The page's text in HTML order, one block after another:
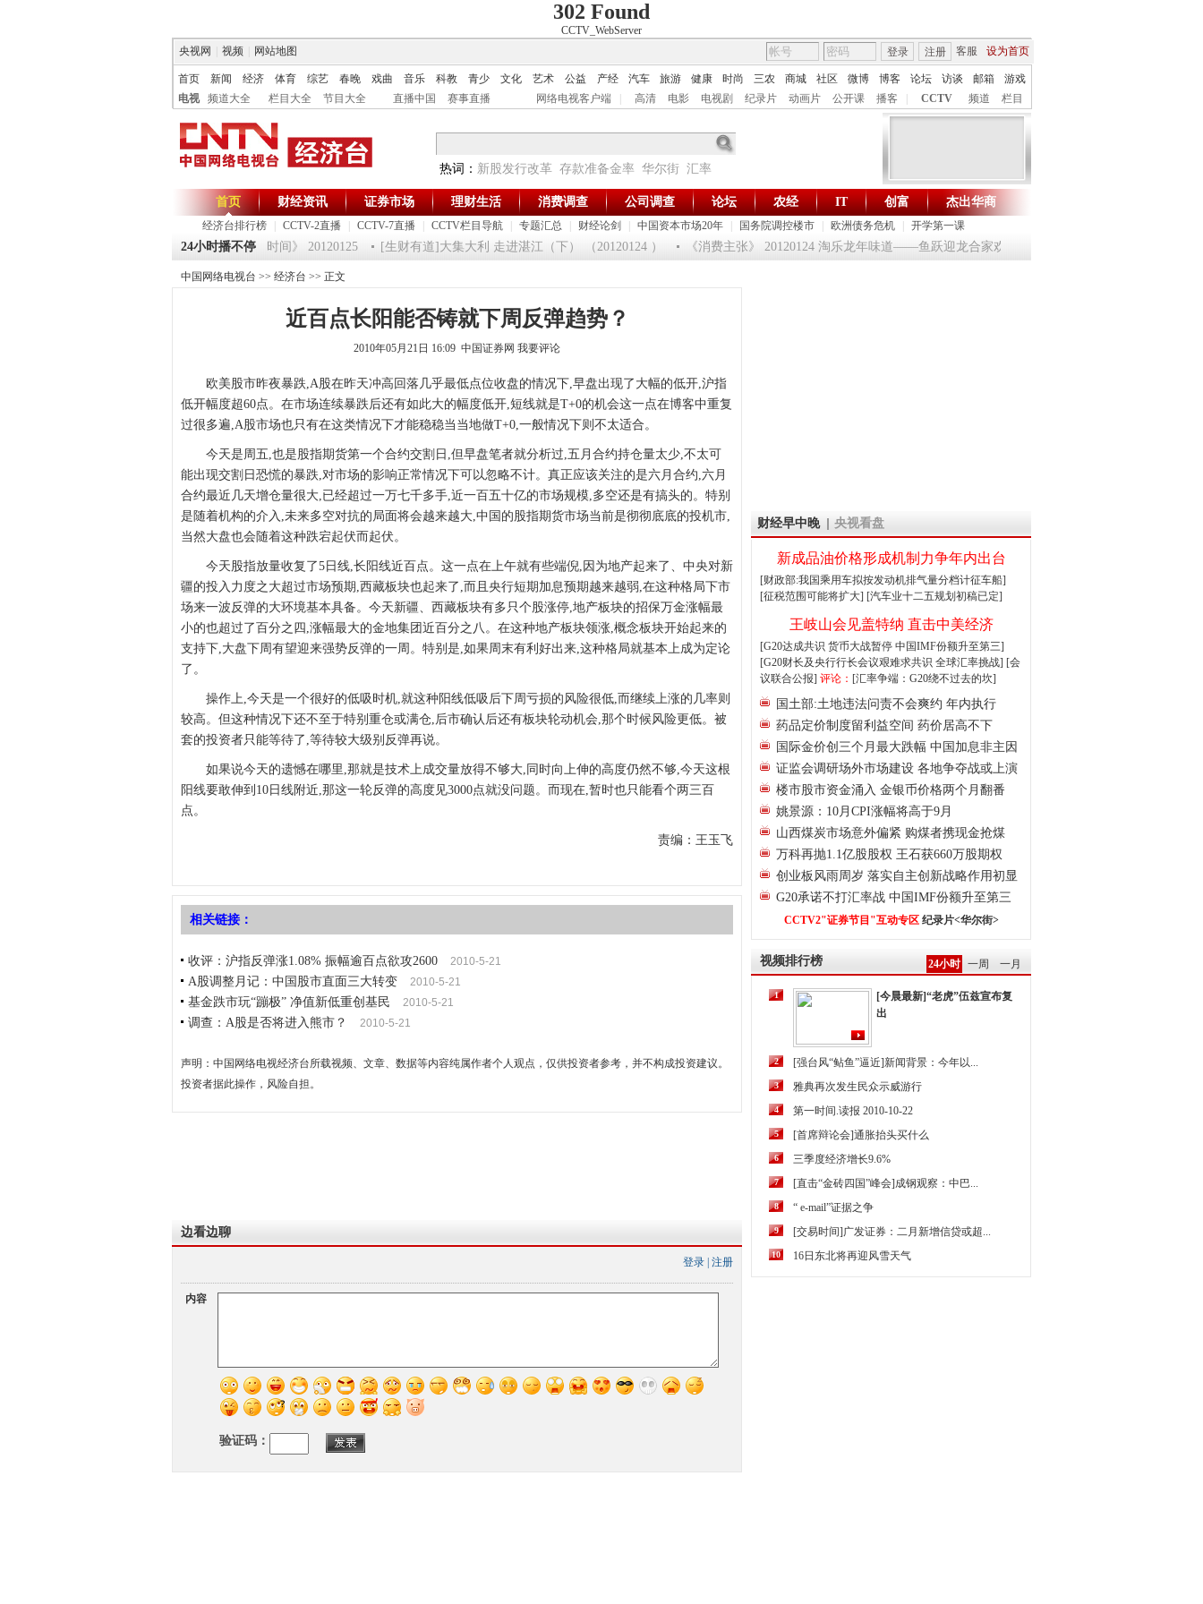
302 Found
CCTV_WebServer
央视网
视频 网站地图 客服 设为首页
登录 注册
首页 新闻 经济 体育 综艺 春晚 戏曲 音乐 科教 青少 文化 艺术 公益 产经 汽车 旅游 健康 时尚 三农 商城 社区 微博 博客 论坛 访谈 邮箱
游戏
电视
频道大全 栏目大全 节目大全 直播中国 赛事直播 网络电视客户端 高清 电影 电视剧 纪录片 动画片 公开课 播客 CCTV 频道 栏目
热词： 新股发行改革 存款准备金率 华尔街 汇率
财智生活 一键通达
首页
经济台排行榜 CCTV-2直播 CCTV-7直播 CCTV栏目导航 专题汇总 财经论剑 中国资本市场20年 国务院调控楼市 欧洲债务危机 开学第一课
财经资讯 证券市场 理财生活 消费调查 公司调查 论坛 农经 IT 创富 杰出华商
24小时播不停
20120125 祝福2012-超级魔术师 5 《第一时间》 20120125 [生财有道]大集大利 走进湛江（下） （20120124 ） 《消费主张》 20120124 淘乐龙年味道——鱼跃迎龙合家欢
中国网络电视台 >> 经济台 >> 正文
近百点长阳能否铸就下周反弹趋势？
2010年05月21日 16:09 中国证券网 我要评论
欧美股市昨夜暴跌,A股在昨天冲高回落几乎最低点位收盘的情况下,早盘出现了大幅的低开,沪指
低开幅度超60点。在市场连续暴跌后还有如此大的幅度低开,短线就是T+0的机会这一点在博客中重复
过很多遍,A股市场也只有在这类情况下才能稳稳当当地做T+0,一般情况下则不太适合。
今天是周五,也是股指期货第一个合约交割日,但早盘笔者就分析过,五月合约持仓量太少,不太可
能出现交割日恐慌的暴跌,对市场的影响正常情况下可以忽略不计。真正应该关注的是六月合约,六月
合约最近几天增仓量很大,已经超过一万七千多手,近一百五十亿的市场规模,多空还是有搞头的。特别
是随着机构的介入,未来多空对抗的局面将会越来越大,中国的股指期货市场当前是彻彻底底的投机市,
当然大盘也会随着这种跌宕起伏而起伏。
今天股指放量收复了5日线,长阳线近百点。这一点在上午就有些端倪,因为地产起来了、中央对新
疆的投入力度之大超过市场预期,西藏板块也起来了,而且央行短期加息预期越来越弱,在这种格局下市
场来一波反弹的大环境基本具备。今天新疆、西藏板块有多只个股涨停,地产板块的招保万金涨幅最
小的也超过了百分之四,涨幅最大的金地集团近百分之八。在这种地产板块领涨,概念板块开始起来的
支持下,大盘下周有望迎来强势反弹的一周。特别是,如果周末有利好出来,这种格局就基本上成为定论
了。
操作上,今天是一个很好的低吸时机,就这种阳线低吸后下周亏损的风险很低,而继续上涨的几率则
较高。但这种情况下还不至于特别重仓或满仓,后市确认后还有板块轮动机会,那个时候风险更低。被
套的投资者只能等待了,等待较大级别反弹再说。
如果说今天的遗憾在哪里,那就是技术上成交量放得不够大,同时向上伸的高度仍然不够,今天这根
阳线要敢伸到10日线附近,那这一轮反弹的高度见3000点就没问题。而现在,暂时也只能看个两三百
点。
责编：王玉飞
相关链接：
收评：沪指反弹涨1.08% 振幅逾百点欲攻2600 2010-5-21
A股调整月记：中国股市直面三大转变 2010-5-21
基金跌市玩“蹦极” 净值新低重创基民 2010-5-21
调查：A股是否将进入熊市？ 2010-5-21
声明：中国网络电视经济台所载视频、文章、数据等内容纯属作者个人观点，仅供投资者参考，并不构成投资建议。
投资者据此操作，风险自担。
边看边聊
登录 注册
内容
验证码：
财经早中晚 央视看盘
新成品油价格形成机制力争年内出台
[财政部:我国乘用车拟按发动机排气量分档计征车船]
[征税范围可能将扩大] [汽车业十二五规划初稿已定]
王岐山会见盖特纳 直击中美经济
[G20达成共识 货币大战暂停 中国IMF份额升至第三]
[G20财长及央行行长会议艰难求共识 全球汇率挑战] [会
议联合公报] 评论： [汇率争端：G20绕不过去的坎]
国土部:土地违法问责不会爽约 年内执行
药品定价制度留利益空间 药价居高不下
国际金价创三个月最大跌幅 中国加息非主因
证监会调研场外市场建设 各地争夺战或上演
楼市股市资金涌入 金银币价格两个月翻番
姚景源：10月CPI涨幅将高于9月
山西煤炭市场意外偏紧 购煤者携现金抢煤
万科再抛1.1亿股股权 王石获660万股期权
创业板风雨周岁 落实自主创新战略作用初显
G20承诺不打汇率战 中国IMF份额升至第三
CCTV2"证券节目"互动专区 纪录片<华尔街>
视频排行榜 24小时 一周 一月
1
[今晨最新]“老虎”伍兹宣布复
出
2 [强台风“鲇鱼”逼近]新闻背景：今年以...
3 雅典再次发生民众示威游行
4 第一时间.读报 2010-10-22
5 [首席辩论会]通胀抬头买什么
6 三季度经济增长9.6%
7 [直击“金砖四国”峰会]成钢观察：中巴...
8 “ e-mail”证据之争
9 [交易时间]广发证券：二月新增信贷或超...
10 16日东北将再迎风雪天气